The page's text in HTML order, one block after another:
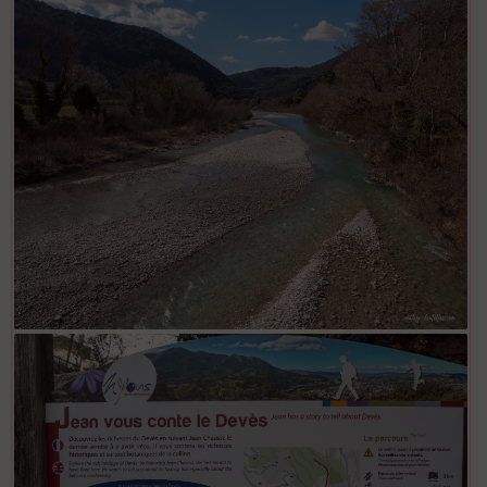
Vieux village d'Aubres
L'Eygues